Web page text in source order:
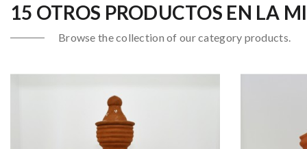
15 OTROS PRODUCTOS EN LA
Browse the collection of our category products.